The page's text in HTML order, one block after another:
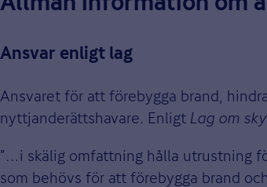
Ansvar enligt lag
Ansvaret för att förebygga brand,
nyttjanderättshavare. Enligt Lag om
”…i skälig omfattning hålla utrustning
som behövs för att förebygga brand